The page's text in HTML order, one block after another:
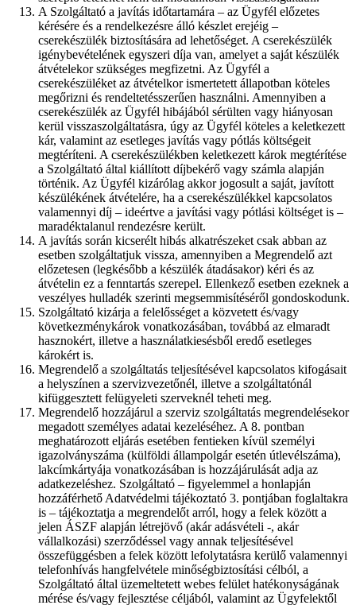
A Szolgáltató a javítás időtartamára – az Ügyfél előzetes
kérésére és a rendelkezésre álló készlet erejéig –
cserekészülék biztosítására ad lehetőséget. A cserekészülék
igénybevételének egyszeri díja van, amelyet a saját készülék
átvételekor szükséges megfizetni. Az Ügyfél a
cserekészüléket az átvételkor ismertetett állapotban köteles
megőrizni és rendeltetésszerűen használni. Amennyiben a
cserekészülék az Ügyfél hibájából sérülten vagy hiányosan
kerül visszaszolgáltatásra, úgy az Ügyfél köteles a keletkezett
kár, valamint az esetleges javítás vagy pótlás költségeit
megtéríteni. A cserekészülékben keletkezett károk megtérítése
a Szolgáltató által kiállított díjbekérő vagy számla alapján
történik. Az Ügyfél kizárólag akkor jogosult a saját, javított
készülékének átvételére, ha a cserekészülékkel kapcsolatos
valamennyi díj – ideértve a javítási vagy pótlási költséget is –
maradéktalanul rendezésre került.
A javítás során kicserélt hibás alkatrészeket csak abban az
esetben szolgáltatjuk vissza, amennyiben a Megrendelő azt
előzetesen (legkésőbb a készülék átadásakor) kéri és az
átvételin ez a fenntartás szerepel. Ellenkező esetben ezeknek a
veszélyes hulladék szerinti megsemmisítéséről gondoskodunk.
Szolgáltató kizárja a felelősséget a közvetett és/vagy
következménykárok vonatkozásában, továbbá az elmaradt
hasznokért, illetve a használatkiesésből eredő esetleges
károkért is.
Megrendelő a szolgáltatás teljesítésével kapcsolatos kifogásait
a helyszínen a szervizvezetőnél, illetve a szolgáltatónál
kifüggesztett felügyeleti szerveknél teheti meg.
Megrendelő hozzájárul a szerviz szolgáltatás megrendelésekor
megadott személyes adatai kezeléséhez. A 8. pontban
meghatározott eljárás esetében fentieken kívül személyi
igazolványszáma (külföldi állampolgár esetén útlevélszáma),
lakcímkártyája vonatkozásában is hozzájárulását adja az
adatkezeléshez. Szolgáltató – figyelemmel a honlapján
hozzáférhető Adatvédelmi tájékoztató 3. pontjában foglaltakra
is – tájékoztatja a megrendelőt arról, hogy a felek között a
jelen ÁSZF alapján létrejövő (akár adásvételi -, akár
vállalkozási) szerződéssel vagy annak teljesítésével
összefüggésben a felek között lefolytatásra kerülő valamennyi
telefonhívás hangfelvétele minőségbiztosítási célból, a
Szolgáltató által üzemeltetett webes felület hatékonyságának
mérése és/vagy fejlesztése céljából, valamint az Ügyfelektől